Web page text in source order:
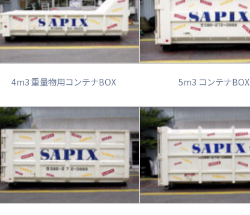
4m3 重量物用コンテナBOX 5m3 コンテナBOX